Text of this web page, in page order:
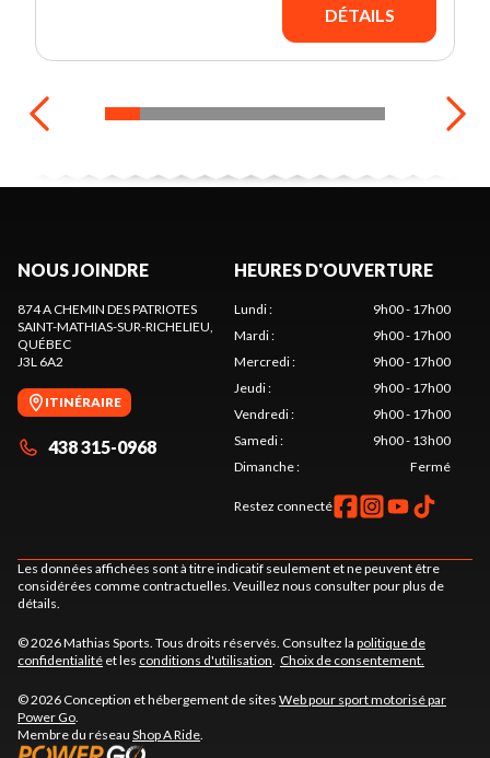
DÉTAILS
NOUS JOINDRE
874 A CHEMIN DES PATRIOTES
SAINT-MATHIAS-SUR-RICHELIEU
QUÉBEC
J3L 6A2
ITINÉRAIRE
438 315-0968
HEURES D'OUVERTURE
Lundi:
9h00 - 17h00
Mardi:
9h00 - 17h00
Mercredi:
9h00 - 17h00
Jeudi:
9h00 - 17h00
Vendredi:
9h00 - 17h00
Samedi:
9h00 - 13h00
Dimanche: Fermé
Restez connecté
Les données affichées sont à titre indicatif seulement et ne peuvent être
considérées comme contractuelles. Veuillez nous consulter pour plus de
détails.
© 2026 Mathias Sports. Tous droits réservés. Consultez la politique de
confidentialité et les conditions d'utilisation Choix de consentement.
© 2026 Conception et hébergement de sites Web pour sport motorisé par
Power Go
Membre du réseau Shop A Ride